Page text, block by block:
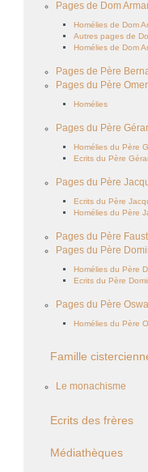
Pages de Dom
Homélies de Dom
Autres pages de
Homélies de Dom
Pages de Père
Pages du Père
Homélies
Pages du Père
Homélies du Père
Ecrits du Père
Pages du Père
Ecrits du Père
Homélies du Père
Pages du Père
Pages du Père
Homélies du Père
Ecrits du Père
Pages du Père
Homélies du Père
Famille
Le monachisme
Ecrits des frères
Médiathèques